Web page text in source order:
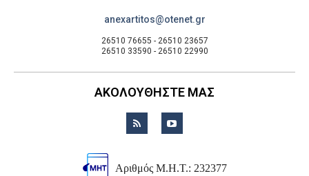
anexartitos@otenet.gr
26510 76655 - 26510 23657
26510 33590 - 26510 22990
ΑΚΟΛΟΥΘΗΣΤΕ ΜΑΣ
Αριθμός Μ.Η.Τ.: 232377